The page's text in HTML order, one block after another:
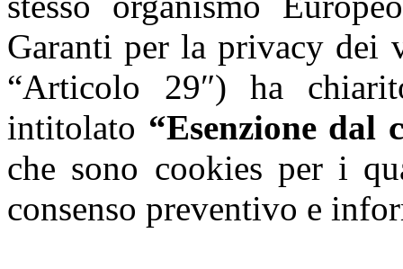
Garanti per la privacy dei
“Articolo 29″) ha
intitolato “Esenzione dal
che sono cookies per i
consenso preventivo e